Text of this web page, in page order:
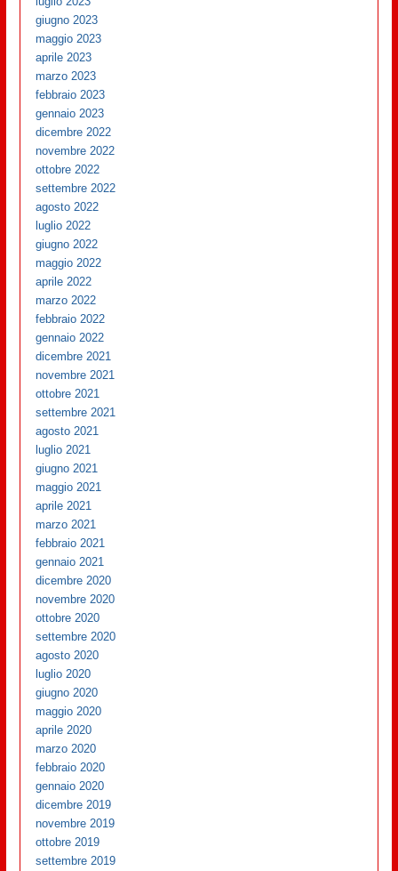
giugno 2023
maggio 2023
aprile 2023
marzo 2023
febbraio 2023
gennaio 2023
dicembre 2022
novembre 2022
ottobre 2022
settembre 2022
agosto 2022
luglio 2022
giugno 2022
maggio 2022
aprile 2022
marzo 2022
febbraio 2022
gennaio 2022
dicembre 2021
novembre 2021
ottobre 2021
settembre 2021
agosto 2021
luglio 2021
giugno 2021
maggio 2021
aprile 2021
marzo 2021
febbraio 2021
gennaio 2021
dicembre 2020
novembre 2020
ottobre 2020
settembre 2020
agosto 2020
luglio 2020
giugno 2020
maggio 2020
aprile 2020
marzo 2020
febbraio 2020
gennaio 2020
dicembre 2019
novembre 2019
ottobre 2019
settembre 2019